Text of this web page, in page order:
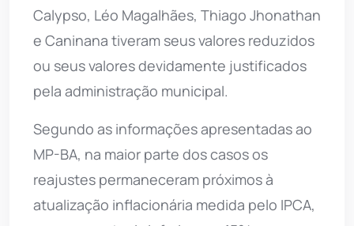
Calypso, Léo Magalhães, Thiago Jhonathan
e Caninana tiveram seus valores reduzidos
ou seus valores devidamente justificados
pela administração municipal.
Segundo as informações apresentadas ao
MP-BA, na maior parte dos casos os
reajustes permaneceram próximos à
atualização inflacionária medida pelo IPCA,